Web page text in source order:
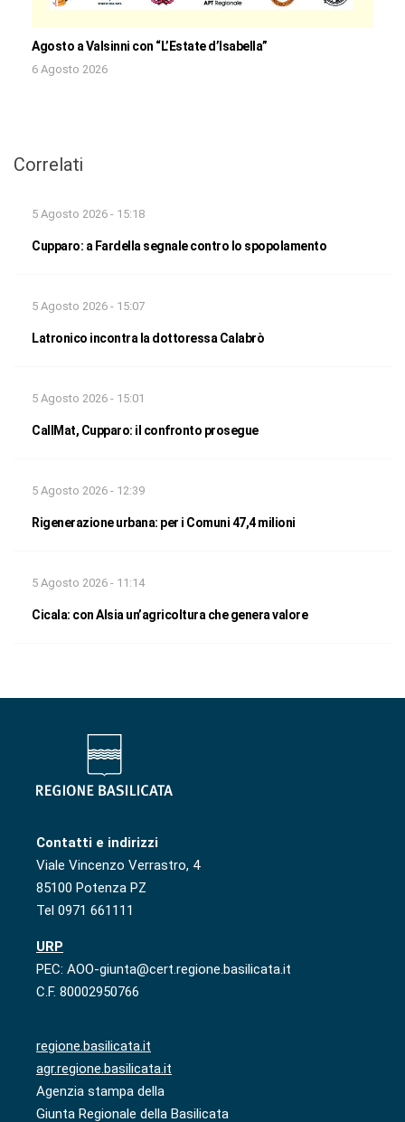
Agosto a Valsinni con “L’Estate d’Isabella”
6 Agosto 2026
Correlati
5 Agosto 2026 - 15:18
Cupparo: a Fardella segnale contro lo spopolamento
5 Agosto 2026 - 15:07
Latronico incontra la dottoressa Calabrò
5 Agosto 2026 - 15:01
CallMat, Cupparo: il confronto prosegue
5 Agosto 2026 - 12:39
Rigenerazione urbana: per i Comuni 47,4 milioni
5 Agosto 2026 - 11:14
Cicala: con Alsia un’agricoltura che genera valore
Contatti e indirizzi
Viale Vincenzo Verrastro, 4
85100 Potenza PZ
Tel 0971 661111
URP
PEC: AOO-giunta@cert.regione.basilicata.it
C.F. 80002950766
regione.basilicata.it
agr.regione.basilicata.it
Agenzia stampa della
Giunta Regionale della Basilicata